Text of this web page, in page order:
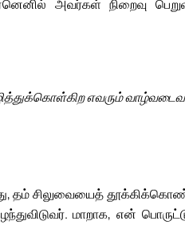
அவர்கள் நிறைவு
எவரும்
தம் சிலுவையைத்
மாறாக, என்